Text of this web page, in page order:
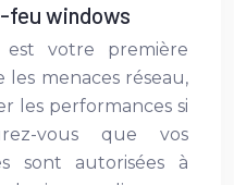
feu windows
est votre première
menaces réseau,
les performances si
vous que vos
sont autorisées à